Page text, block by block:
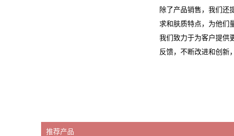
除了产品销售，我们还
求和肤质特点，为他们
我们致力于为客户提供
反馈，不断改进和创新
推荐产品